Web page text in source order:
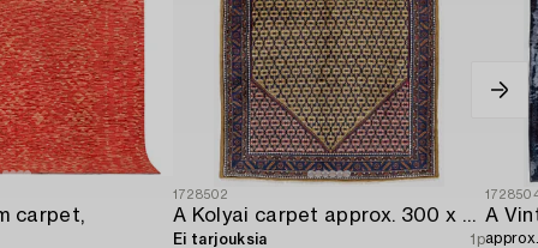
carpet,
1728502
A Kolyai carpet approx. 300 x 215 cm.
Ei tarjouksia
1p
A